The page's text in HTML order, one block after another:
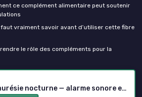
Capteur d'énurésie nocturne — alarme sonore et vibration, sangle ajustable
ce complément alimentaire peut soutenir
faut vraiment savoir avant d’utiliser cette fibre
le rôle des compléments pour la
alimentaires